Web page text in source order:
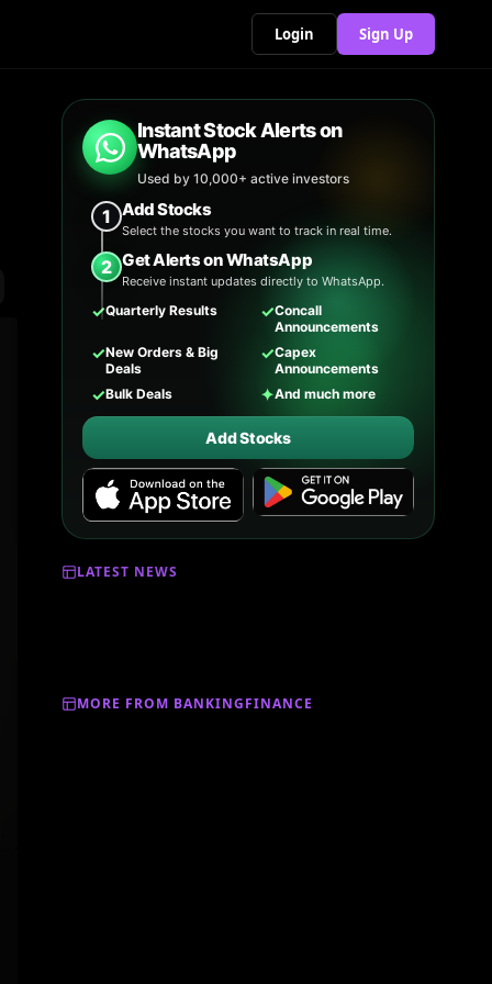
Login Sign Up
Instant Stock Alerts on
WhatsApp
Used by 10,000+ active investors
1 Add Stocks
Select the stocks you want to track in real time.
2 Get Alerts on WhatsApp
Receive instant updates directly to WhatsApp.
✓Quarterly Results ✓Concall
Announcements
✓New Orders & Big
Deals
✓Capex
Announcements
✓Bulk Deals ✦And much more
Add Stocks
LATEST NEWS
MORE FROM BANKINGFINANCE